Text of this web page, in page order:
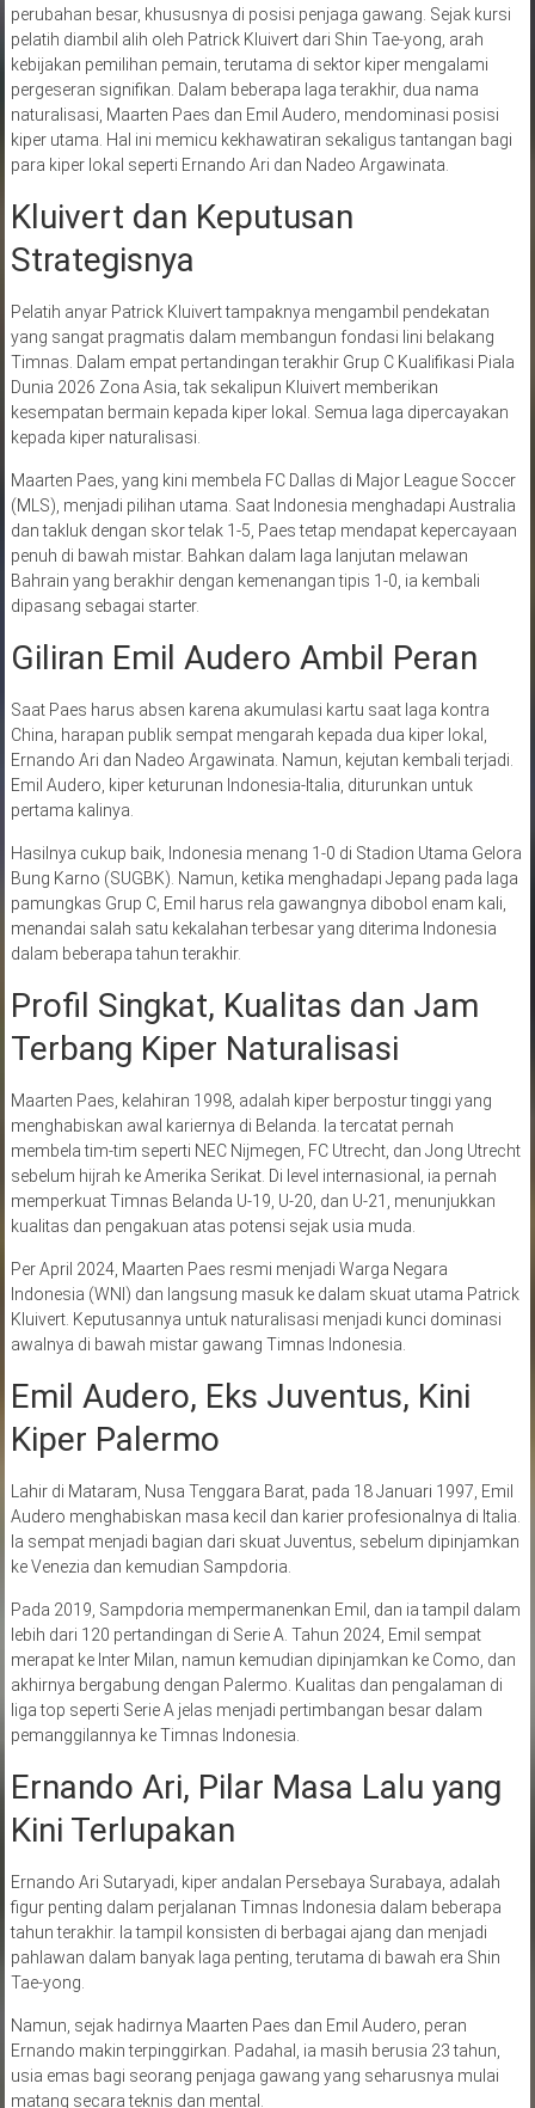
perubahan besar, khususnya di posisi penjaga gawang. Sejak kursi
pelatih diambil alih oleh Patrick Kluivert dari Shin Tae-yong, arah
kebijakan pemilihan pemain, terutama di sektor kiper mengalami
pergeseran signifikan. Dalam beberapa laga terakhir, dua nama
naturalisasi, Maarten Paes dan Emil Audero, mendominasi posisi
kiper utama. Hal ini memicu kekhawatiran sekaligus tantangan bagi
para kiper lokal seperti Ernando Ari dan Nadeo Argawinata.
Kluivert dan Keputusan
Strategisnya
Pelatih anyar Patrick Kluivert tampaknya mengambil pendekatan
yang sangat pragmatis dalam membangun fondasi lini belakang
Timnas. Dalam empat pertandingan terakhir Grup C Kualifikasi Piala
Dunia 2026 Zona Asia, tak sekalipun Kluivert memberikan
kesempatan bermain kepada kiper lokal. Semua laga dipercayakan
kepada kiper naturalisasi.
Maarten Paes, yang kini membela FC Dallas di Major League Soccer
(MLS), menjadi pilihan utama. Saat Indonesia menghadapi Australia
dan takluk dengan skor telak 1-5, Paes tetap mendapat kepercayaan
penuh di bawah mistar. Bahkan dalam laga lanjutan melawan
Bahrain yang berakhir dengan kemenangan tipis 1-0, ia kembali
dipasang sebagai starter.
Giliran Emil Audero Ambil Peran
Saat Paes harus absen karena akumulasi kartu saat laga kontra
China, harapan publik sempat mengarah kepada dua kiper lokal,
Ernando Ari dan Nadeo Argawinata. Namun, kejutan kembali terjadi.
Emil Audero, kiper keturunan Indonesia-Italia, diturunkan untuk
pertama kalinya.
Hasilnya cukup baik, Indonesia menang 1-0 di Stadion Utama Gelora
Bung Karno (SUGBK). Namun, ketika menghadapi Jepang pada laga
pamungkas Grup C, Emil harus rela gawangnya dibobol enam kali,
menandai salah satu kekalahan terbesar yang diterima Indonesia
dalam beberapa tahun terakhir.
Profil Singkat, Kualitas dan Jam
Terbang Kiper Naturalisasi
Maarten Paes, kelahiran 1998, adalah kiper berpostur tinggi yang
menghabiskan awal kariernya di Belanda. Ia tercatat pernah
membela tim-tim seperti NEC Nijmegen, FC Utrecht, dan Jong Utrecht
sebelum hijrah ke Amerika Serikat. Di level internasional, ia pernah
memperkuat Timnas Belanda U-19, U-20, dan U-21, menunjukkan
kualitas dan pengakuan atas potensi sejak usia muda.
Per April 2024, Maarten Paes resmi menjadi Warga Negara
Indonesia (WNI) dan langsung masuk ke dalam skuat utama Patrick
Kluivert. Keputusannya untuk naturalisasi menjadi kunci dominasi
awalnya di bawah mistar gawang Timnas Indonesia.
Emil Audero, Eks Juventus, Kini
Kiper Palermo
Lahir di Mataram, Nusa Tenggara Barat, pada 18 Januari 1997, Emil
Audero menghabiskan masa kecil dan karier profesionalnya di Italia.
Ia sempat menjadi bagian dari skuat Juventus, sebelum dipinjamkan
ke Venezia dan kemudian Sampdoria.
Pada 2019, Sampdoria mempermanenkan Emil, dan ia tampil dalam
lebih dari 120 pertandingan di Serie A. Tahun 2024, Emil sempat
merapat ke Inter Milan, namun kemudian dipinjamkan ke Como, dan
akhirnya bergabung dengan Palermo. Kualitas dan pengalaman di
liga top seperti Serie A jelas menjadi pertimbangan besar dalam
pemanggilannya ke Timnas Indonesia.
Ernando Ari, Pilar Masa Lalu yang
Kini Terlupakan
Ernando Ari Sutaryadi, kiper andalan Persebaya Surabaya, adalah
figur penting dalam perjalanan Timnas Indonesia dalam beberapa
tahun terakhir. Ia tampil konsisten di berbagai ajang dan menjadi
pahlawan dalam banyak laga penting, terutama di bawah era Shin
Tae-yong.
Namun, sejak hadirnya Maarten Paes dan Emil Audero, peran
Ernando makin terpinggirkan. Padahal, ia masih berusia 23 tahun,
usia emas bagi seorang penjaga gawang yang seharusnya mulai
matang secara teknis dan mental.